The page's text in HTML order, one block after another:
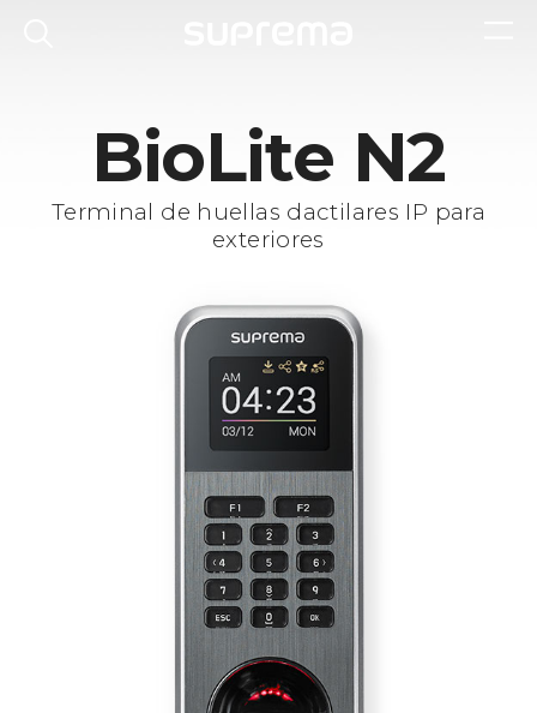
BioLite N2
Terminal de huellas dactilares IP para
exteriores